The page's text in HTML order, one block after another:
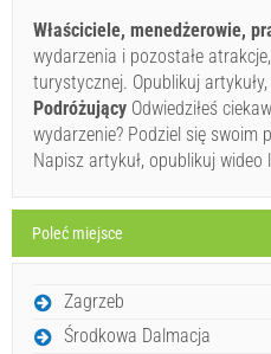
09.08.2026 29°C
poniedziałek,
10.08.2026 29°C
wtorek, 30°C
środa,
12.08.2026
czwartek,
13.08.2026 30°C
PRZECZYTAJ
Właściciele, menedżerowie,
wydarzenia i pozostałe
turystycznej. Opublikuj
Podróżujący Odwiedziłeś
wydarzenie? Podziel się swoim
Napisz artykuł, opublikuj wideo
Poleć miejsce
Zagrzeb
Środkowa Dalmacja